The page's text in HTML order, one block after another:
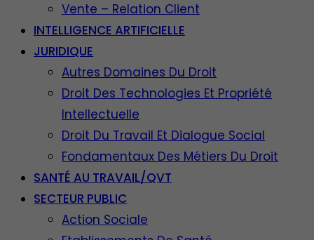
Vente – Relation Client
INTELLIGENCE ARTIFICIELLE
JURIDIQUE
Autres Domaines Du Droit
Droit Des Technologies Et Propriété
Intellectuelle
Droit Du Travail Et Dialogue Social
Fondamentaux Des Métiers Du Droit
SANTÉ AU TRAVAIL/QVT
SECTEUR PUBLIC
Action Sociale